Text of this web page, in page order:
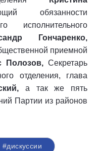
обязанности
исполнительного
Гончаренко,
приемной
Полозов, Секретарь
отделения, глава
а так же пять
Партии из районов
#дискуссии